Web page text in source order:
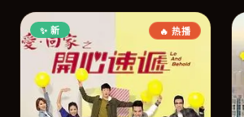
🔥 热播
✨ 新